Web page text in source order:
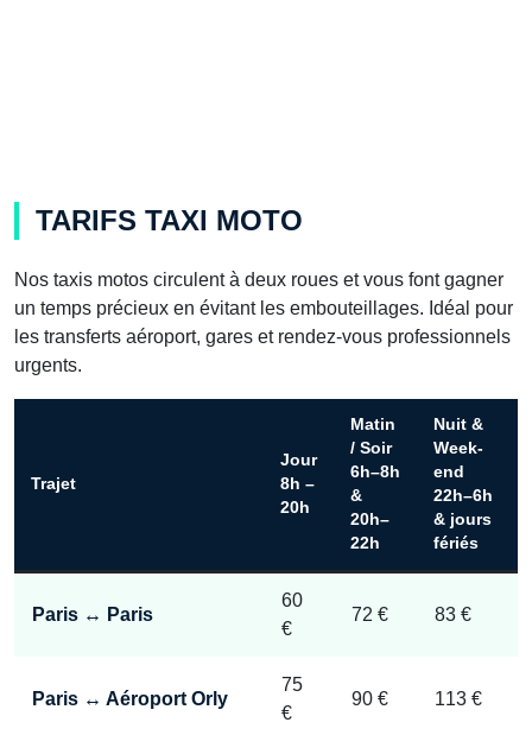
TARIFS TAXI MOTO
Nos taxis motos circulent à deux roues et vous font gagner
un temps précieux en évitant les embouteillages. Idéal pour
les transferts aéroport, gares et rendez-vous professionnels
urgents.
Trajet
Jour
8h –
20h
Matin
/ Soir
6h–8h
&
20h–
22h
Nuit &
Week-
end
22h–6h
& jours
fériés
Paris ↔ Paris
60
€
72 € 83 €
Paris ↔ Aéroport Orly
75
€
90 € 113 €